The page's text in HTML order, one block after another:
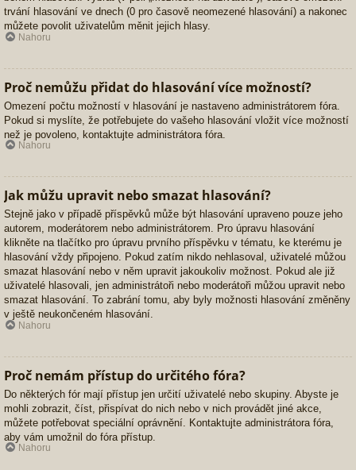
trvání hlasování ve dnech (0 pro časově neomezené hlasování) a nakonec
můžete povolit uživatelům měnit jejich hlasy.
Nahoru
Proč nemůžu přidat do hlasování více možností?
Omezení počtu možností v hlasování je nastaveno administrátorem fóra.
Pokud si myslíte, že potřebujete do vašeho hlasování vložit více možností
než je povoleno, kontaktujte administrátora fóra.
Nahoru
Jak můžu upravit nebo smazat hlasování?
Stejně jako v případě příspěvků může být hlasování upraveno pouze jeho
autorem, moderátorem nebo administrátorem. Pro úpravu hlasování
klikněte na tlačítko pro úpravu prvního příspěvku v tématu, ke kterému je
hlasování vždy připojeno. Pokud zatím nikdo nehlasoval, uživatelé můžou
smazat hlasování nebo v něm upravit jakoukoliv možnost. Pokud ale již
uživatelé hlasovali, jen administrátoři nebo moderátoři můžou upravit nebo
smazat hlasování. To zabrání tomu, aby byly možnosti hlasování změněny
v ještě neukončeném hlasování.
Nahoru
Proč nemám přístup do určitého fóra?
Do některých fór mají přístup jen určití uživatelé nebo skupiny. Abyste je
mohli zobrazit, číst, přispívat do nich nebo v nich provádět jiné akce,
můžete potřebovat speciální oprávnění. Kontaktujte administrátora fóra,
aby vám umožnil do fóra přístup.
Nahoru